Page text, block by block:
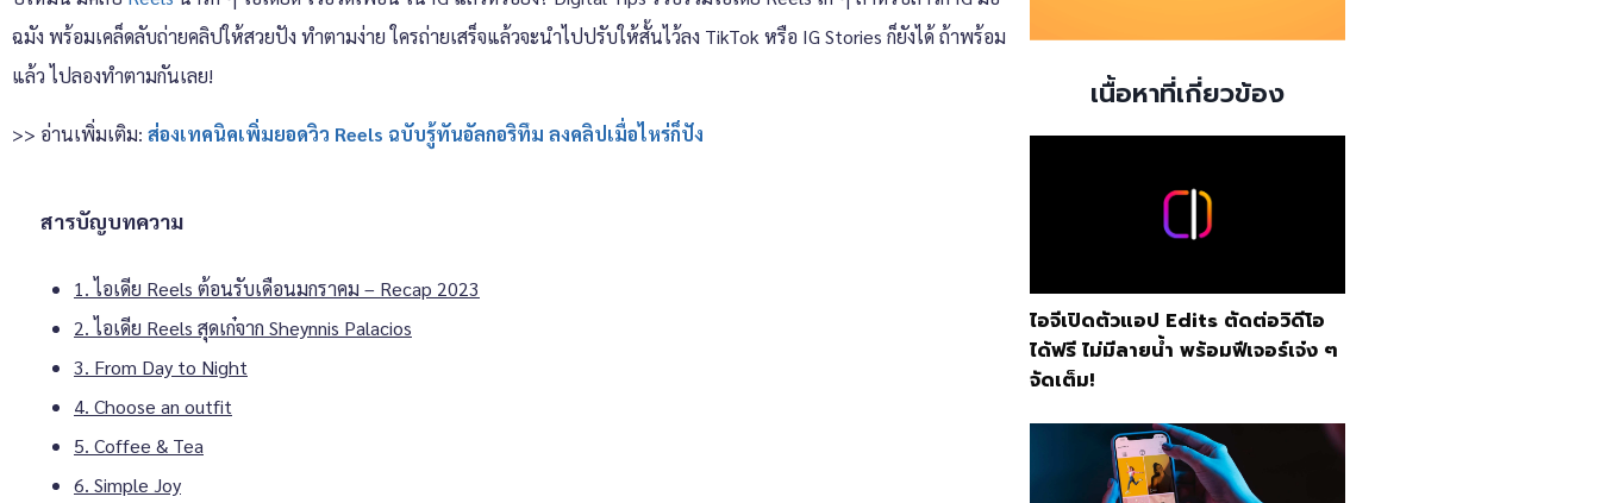
ฉมัง พร้อมเคล็ดลับถ่ายคลิปให้สวยปัง ทำตามง่าย ใครถ่ายเสร็จแล้วจะนำไปปรับให้สั้นไว้ลง TikTok หรือ IG Stories ก็ยังได้ ถ้าพร้อม
แล้ว ไปลองทำตามกันเลย!
>> อ่านเพิ่มเติม: ส่องเทคนิคเพิ่มยอดวิว Reels ฉบับรู้ทันอัลกอริทึม ลงคลิปเมื่อไหร่ก็ปัง
สารบัญบทความ
1. ไอเดีย Reels ต้อนรับเดือนมกราคม – Recap 2023
2. ไอเดีย Reels สุดเก๋จาก Sheynnis Palacios
3. From Day to Night
4. Choose an outfit
5. Coffee & Tea
6. Simple Joy
เนื้อหาที่เกี่ยวข้อง
ไอจีเปิดตัวแอป Edits ตัดต่อวิดีโอ
ได้ฟรี ไม่มีลายน้ำ พร้อมฟีเจอร์เจ๋ง ๆ
จัดเต็ม!